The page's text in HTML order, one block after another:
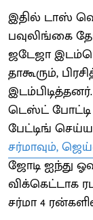
இதில் டாஸ்
பவுலிங்கை
ஜடேஜா
தாகூரும்,
டெஸ்ட் போட்டி
பேட்டிங்
சர்மாவும்,
ஜோடி ஐந்து
விக்கெட்டாக
சர்மா 4